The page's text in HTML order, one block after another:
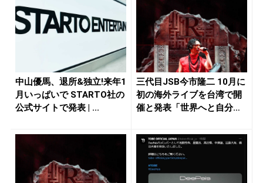
中山優馬、退所&独立!来年1
月いっぱいで STARTO社の
公式サイトで発表 | ...
三代目JSB今市隆二 10月に
初の海外ライブを台湾で開
催と発表「世界へと自分の